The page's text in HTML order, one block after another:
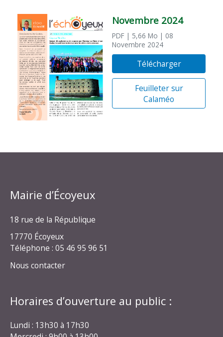
Novembre 2024
PDF | 5,66 Mo | 08
Novembre 2024
Télécharger
Feuilleter sur
Calaméo
Mairie d’Écoyeux
18 rue de la République
17770 Écoyeux
Téléphone : 05 46 95 96 51
Nous contacter
Horaires d’ouverture au public :
Lundi : 13h30 à 17h30